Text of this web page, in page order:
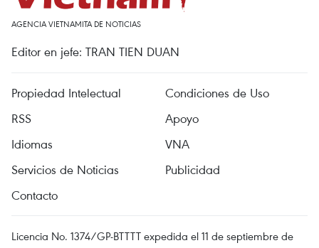
AGENCIA VIETNAMITA DE NOTICIAS
Editor en jefe: TRAN TIEN DUAN
Propiedad Intelectual
Condiciones de Uso
RSS
Apoyo
Idiomas
VNA
Servicios de Noticias
Publicidad
Contacto
Licencia No. 1374/GP-BTTTT expedida el 11 de septiembre de